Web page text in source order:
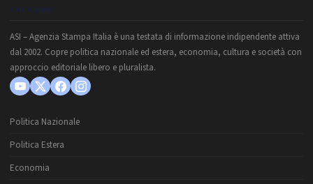
CHI SIAMO
ASI – Agenzia Stampa Italia è una testata di informazione indipendente attiva
dal 2002. Copre politica nazionale ed estera, economia, cultura e società con
approccio editoriale libero e pluralista.
Politica Nazionale
Politica Estera
Economia